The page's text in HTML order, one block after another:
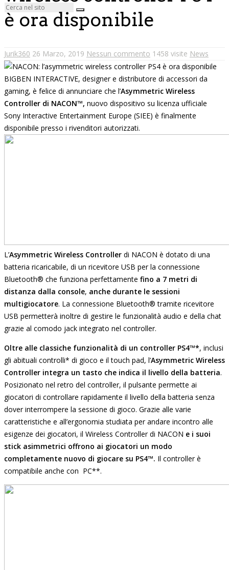
è ora disponibile
Jurik360 26 Marzo, 2019 Nessun commento 1458 visite News
BIGBEN INTERACTIVE, designer e distributore di accessori da
gaming, è felice di annunciare che l’Asymmetric Wireless
Controller di NACON™, nuovo dispositivo su licenza ufficiale
Sony Interactive Entertainment Europe (SIEE) è finalmente
disponibile presso i rivenditori autorizzati.
L’Asymmetric Wireless Controller di NACON è dotato di una
batteria ricaricabile, di un ricevitore USB per la connessione
Bluetooth® che funziona perfettamente fino a 7 metri di
distanza dalla console, anche durante le sessioni
multigiocatore. La connessione Bluetooth® tramite ricevitore
USB permetterà inoltre di gestire le funzionalità audio e della chat
grazie al comodo jack integrato nel controller.
Oltre alle classiche funzionalità di un controller PS4™*, inclusi
gli abituali controlli* di gioco e il touch pad, l’Asymmetric Wireless
Controller integra un tasto che indica il livello della batteria.
Posizionato nel retro del controller, il pulsante permette ai
giocatori di controllare rapidamente il livello della batteria senza
dover interrompere la sessione di gioco. Grazie alle varie
caratteristiche e all’ergonomia studiata per andare incontro alle
esigenze dei giocatori, il Wireless Controller di NACON e i suoi
stick asimmetrici offrono ai giocatori un modo
completamente nuovo di giocare su PS4™. Il controller è
compatibile anche con PC**.